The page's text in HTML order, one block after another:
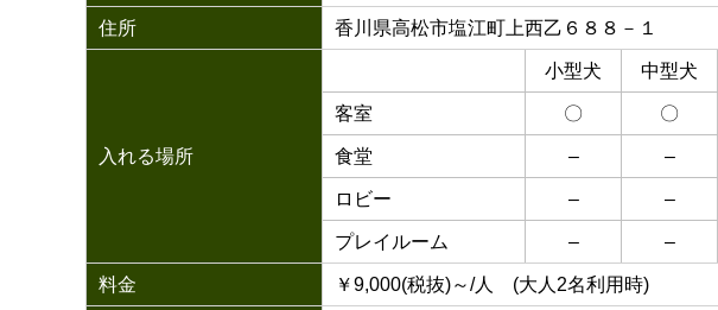
住所 香川県高松市塩江町上西乙６８８－１
入れる場所
小型犬 中型犬
客室 〇 〇
食堂 – –
ロビー – –
プレイルーム – –
料金 ￥9,000(税抜)～/人 (大人2名利用時)